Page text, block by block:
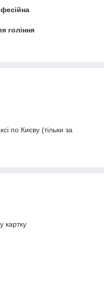
гоління
по Києву (тільки за
картку